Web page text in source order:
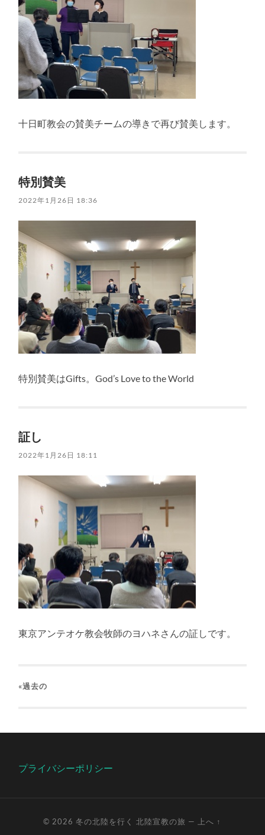
十日町教会の賛美チームの導きで再び賛美します。
特別賛美
2022年1月26日 18:36
特別賛美はGifts。God’s Love to the World
証し
2022年1月26日 18:11
東京アンテオケ教会牧師のヨハネさんの証しです。
«過去の
プライバシーポリシー
© 2026冬の北陸を行く 北陸宣教の旅 — 上へ ↑